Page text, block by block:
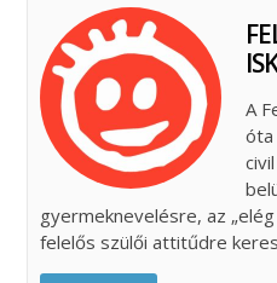
A
óta
gyermeknevelésre, az
felelős szülői attitűdre